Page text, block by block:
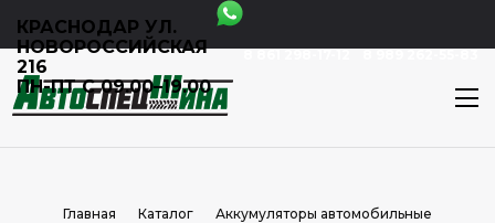
КРАСНОДАР УЛ.
НОВОРОССИЙСКАЯ
216
ПН-ПТ С 09.00–19.00
8 861 298-17-12 8 989 262-55-83
Главная Каталог
Аккумуляторы автомобильные